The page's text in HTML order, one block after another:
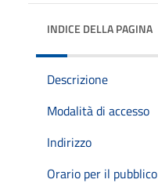
INDICE DELLA PAGINA
Descrizione
Modalità di accesso
Indirizzo
Orario per il pubblico